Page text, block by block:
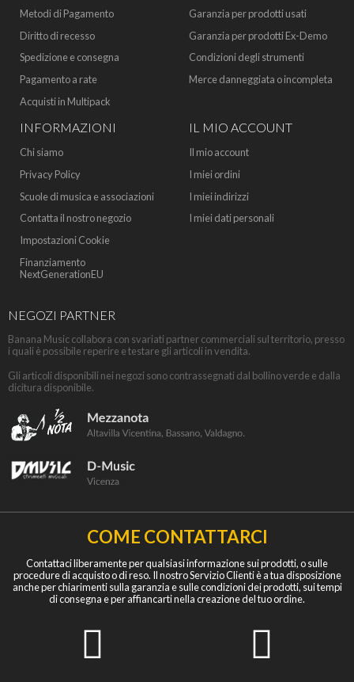
Metodi di Pagamento
Diritto di recesso
Spedizione e consegna
Pagamento a rate
Acquisti in Multipack
Garanzia per prodotti usati
Garanzia per prodotti Ex-Demo
Condizioni degli strumenti
Merce danneggiata o incompleta
INFORMAZIONI
Chi siamo
Privacy Policy
Scuole di musica e associazioni
Contatta il nostro negozio
Impostazioni Cookie
Finanziamento
NextGenerationEU
IL MIO ACCOUNT
Il mio account
I miei ordini
I miei indirizzi
I miei dati personali
NEGOZI PARTNER
Banana Music collabora con svariati partner commerciali sul territorio, presso
i quali è possibile reperire e testare gli articoli in vendita.
Gli articoli disponibili nei negozi sono contrassegnati dal bollino verde e dalla
dicitura disponibile.
COME CONTATTARCI
Contattaci liberamente per qualsiasi informazione sui prodotti, o sulle
procedure di acquisto o di reso. Il nostro Servizio Clienti è a tua disposizione
anche per chiarimenti sulla garanzia e sulle condizioni dei prodotti, sui tempi
di consegna e per affiancarti nella creazione del tuo ordine.